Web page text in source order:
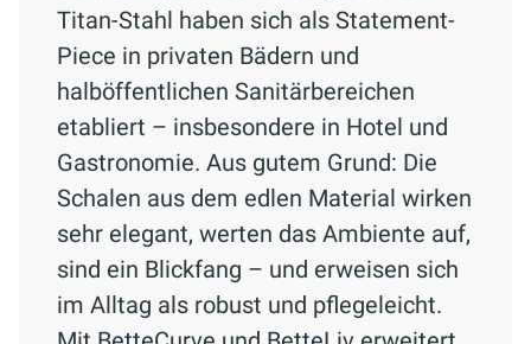
Titan-Stahl haben sich als Statement-
Piece in privaten Bädern und
halböffentlichen Sanitärbereichen
etabliert – insbesondere in Hotel und
Gastronomie. Aus gutem Grund: Die
Schalen aus dem edlen Material wirken
sehr elegant, werten das Ambiente auf,
sind ein Blickfang – und erweisen sich
im Alltag als robust und pflegeleicht.